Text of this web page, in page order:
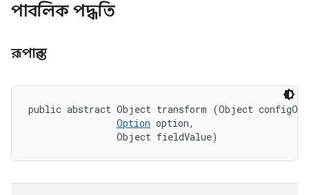
পাবলিক পদ্ধতি
রূপান্তর
public abstract Object transform (Object
Option option,
                Object fieldValue)